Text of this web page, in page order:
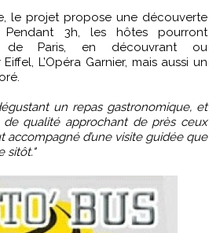
le projet propose une découverte
3h, les hôtes pourront
de Paris, en découvrant ou
L’Opéra Garnier, mais aussi un
un repas gastronomique, et
qualité approchant de près ceux
accompagné d’une visite guidée que
sitôt."